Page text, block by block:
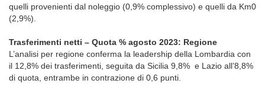
quelli provenienti dal noleggio (0,9% complessivo) e quelli da Km0
(2,9%).
Trasferimenti netti – Quota % agosto 2023: Regione
L’analisi per regione conferma la leadership della Lombardia con
il 12,8% dei trasferimenti, seguita da Sicilia 9,8% e Lazio all’8,8%
di quota, entrambe in contrazione di 0,6 punti.